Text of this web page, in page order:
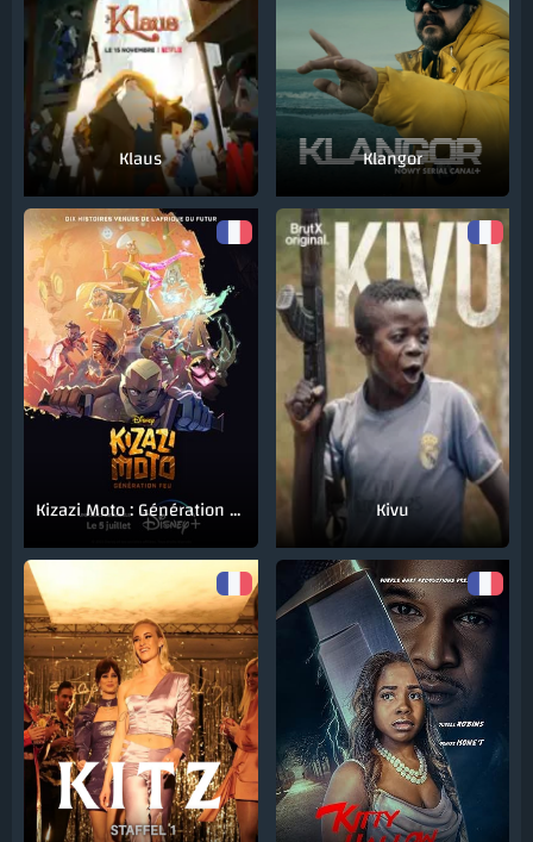
Klaus Klangor
Kizazi Moto : Génération Feu Kivu